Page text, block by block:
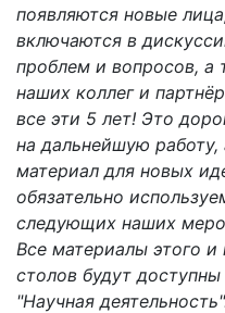
появляются новые
включаются в
проблем и вопросов,
наших коллег и
все эти 5 лет! Это
на дальнейшую
материал для новых
обязательно
следующих наших
Все материалы этого
столов будут
"Научная